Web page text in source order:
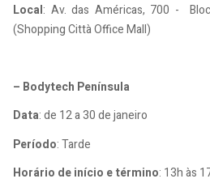
Local: Av. das Américas, 700 -
(Shopping Città Office Mall)
– Bodytech Península
Data: de 12 a 30 de janeiro
Período: Tarde
Horário de início e término: 13h às